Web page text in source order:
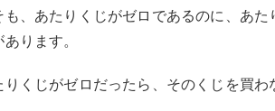
、あたりくじがゼロであるのに、あ
ります。
くじがゼロだったら、そのくじを買わ